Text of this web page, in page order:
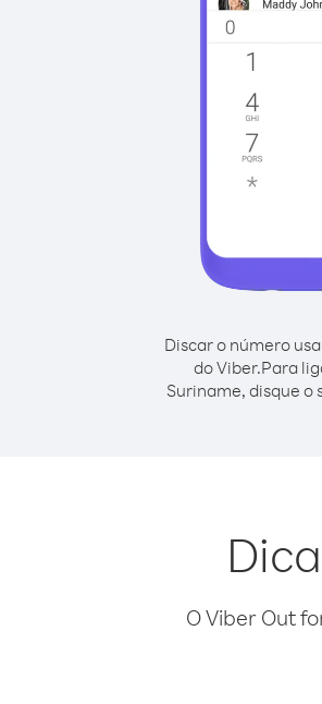
Discar o número
do Viber.Para
Suriname, disque o
O Viber Out